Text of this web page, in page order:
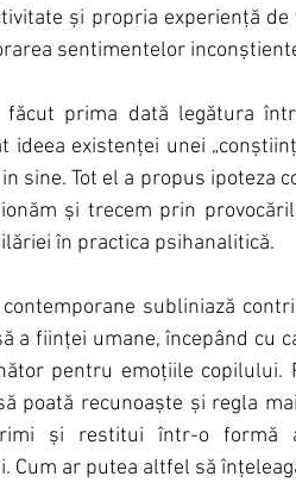
și propria experiență
sentimentelor
făcut prima dată legătura
ideea existenței unei
sine. Tot el a propus ipoteza
și trecem prin
în practica psihanalitică.
subliniază
a ființei umane, începând cu
pentru emoțiile
poată recunoaște și regla
și restitui într-o formă
Cum ar putea altfel să